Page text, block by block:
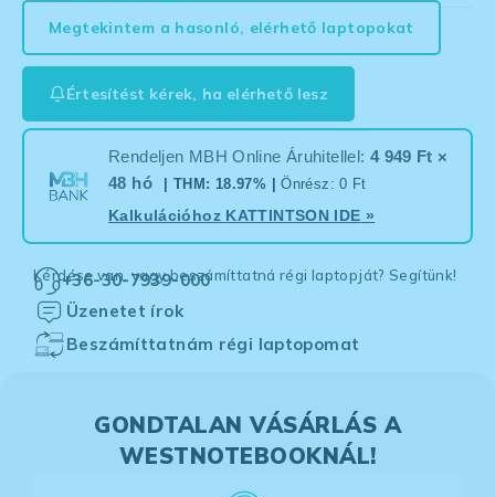
Megtekintem a hasonló, elérhető laptopokat
Értesítést kérek, ha elérhető lesz
Rendeljen MBH Online Áruhitellel: 4 949 Ft ×
48 hó
| THM: 18.97% |Önrész: 0 Ft
Kalkulációhoz KATTINTSON IDE »
Kérdése van, vagy beszámíttatná régi laptopját? Segítünk!
+36-30-7939-000
Üzenetet írok
Beszámíttatnám régi laptopomat
GONDTALAN VÁSÁRLÁS A
WESTNOTEBOOKNÁL!